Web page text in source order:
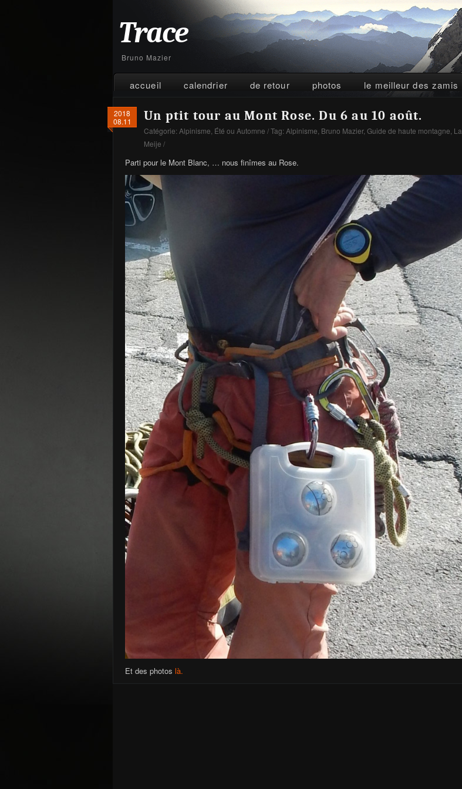
Trace
Bruno Mazier
accueil calendrier de retour photos le meilleur des zamis
2018
08.11
Un ptit tour au Mont Rose. Du 6 au 10 août.
Catégorie: Alpinisme Été ou Automne / Tag: Alpinisme Bruno Mazier, Guide de haute montagne La
Meije /
Parti pour le Mont Blanc, … nous finîmes au Rose.
Et des photos là.